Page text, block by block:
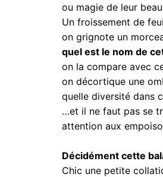
ou magie de leur
Un froissement de
on grignote un
quel est le nom de
on la compare avec
on décortique une
quelle diversité dans
…et il ne faut pas se
attention aux
Décidément cette
Chic une petite